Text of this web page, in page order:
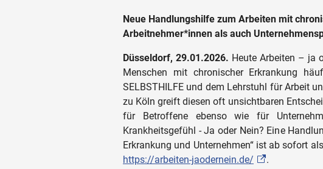
Neue Handlungshilfe zum Arbeiten mit
Arbeitnehmer*innen als auch
Düsseldorf, 29.01.2026. Heute Arbeiten – ja
Menschen mit chronischer Erkrankung
SELBSTHILFE und dem Lehrstuhl für Arbeit
zu Köln greift diesen oft unsichtbaren
für Betroffene ebenso wie für
Krankheitsgefühl - Ja oder Nein? Eine
Erkrankung und Unternehmen“ ist ab sofort
https://arbeiten-jaodernein.de/
.